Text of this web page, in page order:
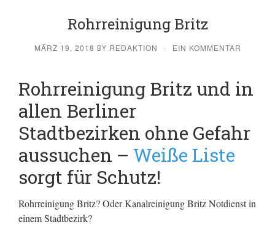
Rohrreinigung Britz
MÄRZ 19, 2018 BY REDAKTION · EIN KOMMENTAR
Rohrreinigung Britz und in
allen Berliner
Stadtbezirken ohne Gefahr
aussuchen – Weiße Liste
sorgt für Schutz!
Rohrreinigung Britz? Oder Kanalreinigung Britz Notdienst in
einem Stadtbezirk?